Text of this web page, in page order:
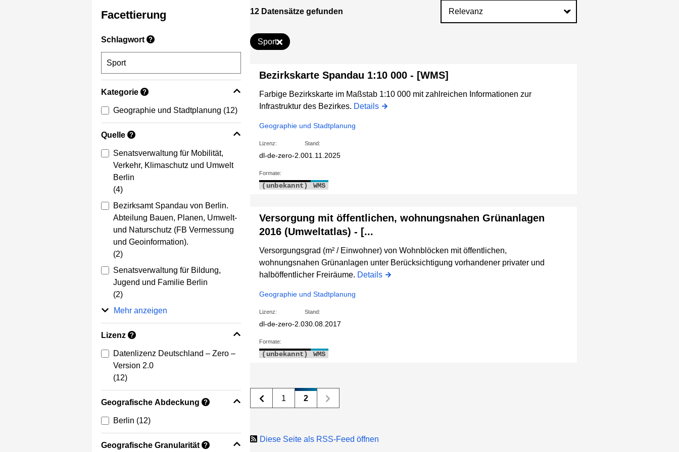
Facettierung
Schlagwort ?
Kategorie ?
Geographie und Stadtplanung (12)
Quelle ?
Senatsverwaltung für Mobilität,
Verkehr, Klimaschutz und Umwelt
Berlin
(4)
Bezirksamt Spandau von Berlin.
Abteilung Bauen, Planen, Umwelt-
und Naturschutz (FB Vermessung
und Geoinformation).
(2)
Senatsverwaltung für Bildung,
Jugend und Familie Berlin
(2)
Mehr anzeigen
Lizenz ?
Datenlizenz Deutschland – Zero –
Version 2.0
(12)
Geografische Abdeckung ?
Berlin (12)
Geografische Granularität ?
12 Datensätze gefunden
Sport
Bezirkskarte Spandau 1:10 000 - [WMS]
Farbige Bezirkskarte im Maßstab 1:10 000 mit zahlreichen Informationen zur
Infrastruktur des Bezirkes. Details
Geographie und Stadtplanung
Lizenz:
dl-de-zero-2.0
Stand:
01.11.2025
Formate:
(unbekannt) WMS
Versorgung mit öffentlichen, wohnungsnahen Grünanlagen
2016 (Umweltatlas) - [...
Versorgungsgrad (m² / Einwohner) von Wohnblöcken mit öffentlichen,
wohnungsnahen Grünanlagen unter Berücksichtigung vorhandener privater und
halböffentlicher Freiräume. Details
Geographie und Stadtplanung
Lizenz:
dl-de-zero-2.0
Stand:
30.08.2017
Formate:
(unbekannt) WMS
1 2
Diese Seite als RSS-Feed öffnen